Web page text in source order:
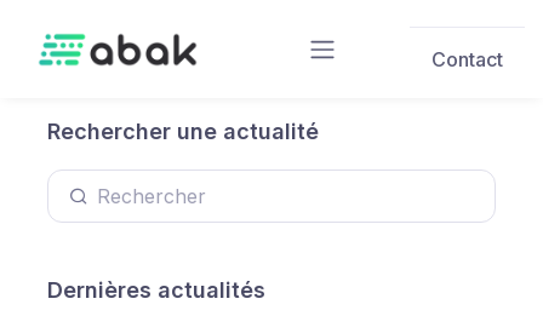
Contact
Rechercher une actualité
Dernières actualités